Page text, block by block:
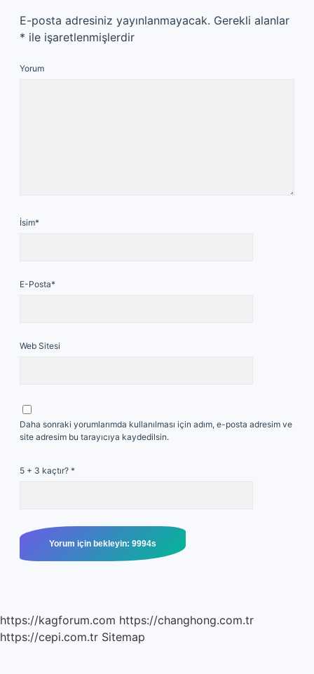
E-posta adresiniz yayınlanmayacak. Gerekli alanlar
* ile işaretlenmişlerdir
Yorum
İsim*
E-Posta*
Web Sitesi
Daha sonraki yorumlarımda kullanılması için adım, e-posta adresim ve
site adresim bu tarayıcıya kaydedilsin.
5 + 3 kaçtır? *
https://kagforum.com https://changhong.com.tr
https://cepi.com.tr Sitemap